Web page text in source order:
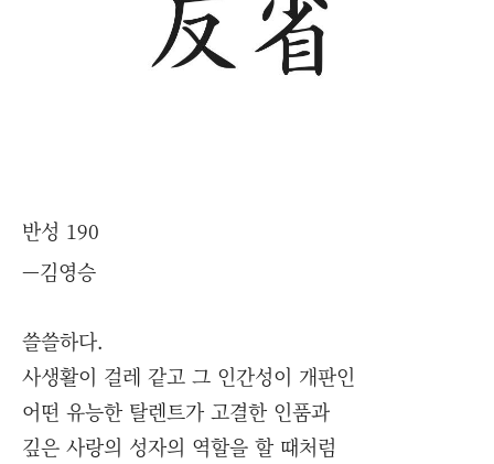
반성 190
—김영승
쓸쓸하다.
사생활이 걸레 같고 그 인간성이 개판인
어떤 유능한 탈렌트가 고결한 인품과
깊은 사랑의 성자의 역할을 할 때처럼